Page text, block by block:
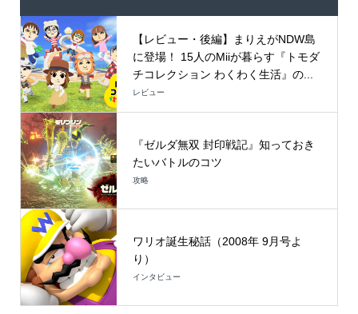
【レビュー・後編】まりえがNDW島
に登場！ 15人のMiiが暮らす『トモダ
チコレクション わくわく生活』の...
レビュー
『ゼルダ無双 封印戦記』知っておき
たいバトルのコツ
攻略
ワリオ誕生秘話（2008年 9月号よ
り）
インタビュー